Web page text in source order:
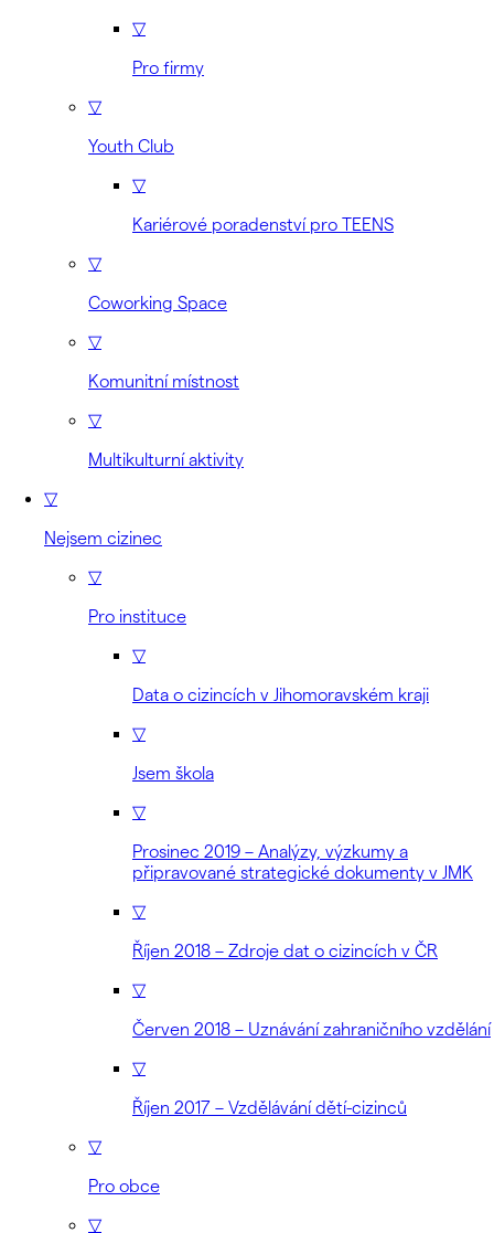
▽
Pro firmy
▽
Youth Club
▽
Kariérové poradenství pro TEENS
▽
Coworking Space
▽
Komunitní místnost
▽
Multikulturní aktivity
▽
Nejsem cizinec
▽
Pro instituce
▽
Data o cizincích v Jihomoravském kraji
▽
Jsem škola
▽
Prosinec 2019 – Analýzy, výzkumy a
připravované strategické dokumenty v JMK
▽
Říjen 2018 – Zdroje dat o cizincích v ČR
▽
Červen 2018 – Uznávání zahraničního vzdělání
▽
Říjen 2017 – Vzdělávání dětí-cizinců
▽
Pro obce
▽